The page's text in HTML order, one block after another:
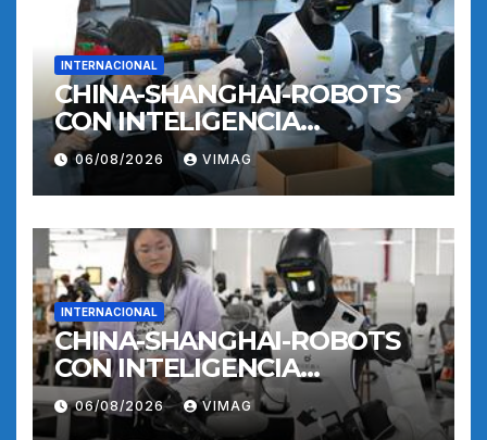
INTERNACIONAL
CHINA-SHANGHAI-ROBOTS
CON INTELIGENCIA
INCORPORADA-
ENTRENAMIENTO
06/08/2026 VIMAG
INTERNACIONAL
CHINA-SHANGHAI-ROBOTS
CON INTELIGENCIA
INCORPORADA-
ENTRENAMIENTO
06/08/2026 VIMAG